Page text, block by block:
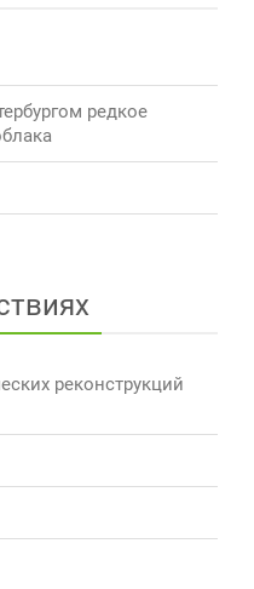
редкое
реконструкций